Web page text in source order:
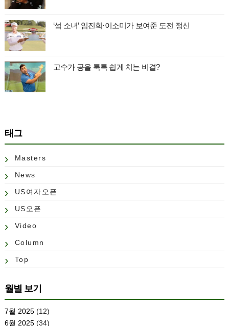
‘섬 소녀’ 임진희·이소미가 보여준 도전 정신
고수가 공을 툭툭 쉽게 치는 비결?
태그
Masters
News
US여자오픈
US오픈
Video
Column
Top
월별 보기
7월 2025(12)
6월 2025(34)